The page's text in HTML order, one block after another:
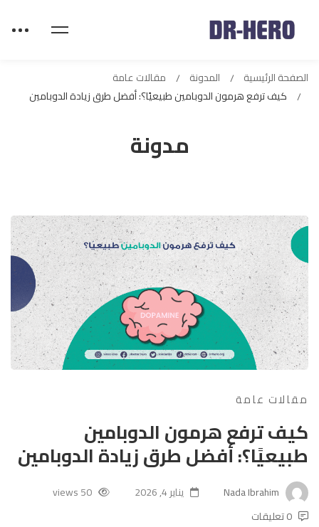
مدونة
الصفحة الرئيسية المدونة
مقالات عامة
كيف ترفع هرمون الدوبامين طبيعيًا؟: أفضل طرق زيادة الدوبامين
مقالات عامة
كيف ترفع هرمون الدوبامين
طبيعيًا؟: أفضل طرق زيادة الدوبامين
يناير 4, 2026
50 views
0 تعليقات